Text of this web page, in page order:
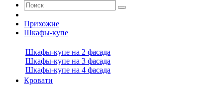
Прихожие
Шкафы-купе
Шкафы-купе на 2 фасада
Шкафы-купе на 3 фасада
Шкафы-купе на 4 фасада
Кровати